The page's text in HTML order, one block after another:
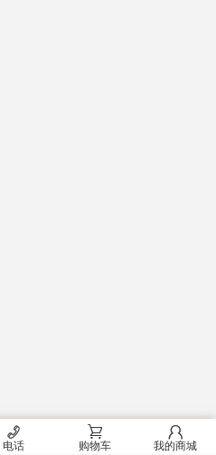
󰄫
电话
󰂟
购物车
󰂢
我的商城